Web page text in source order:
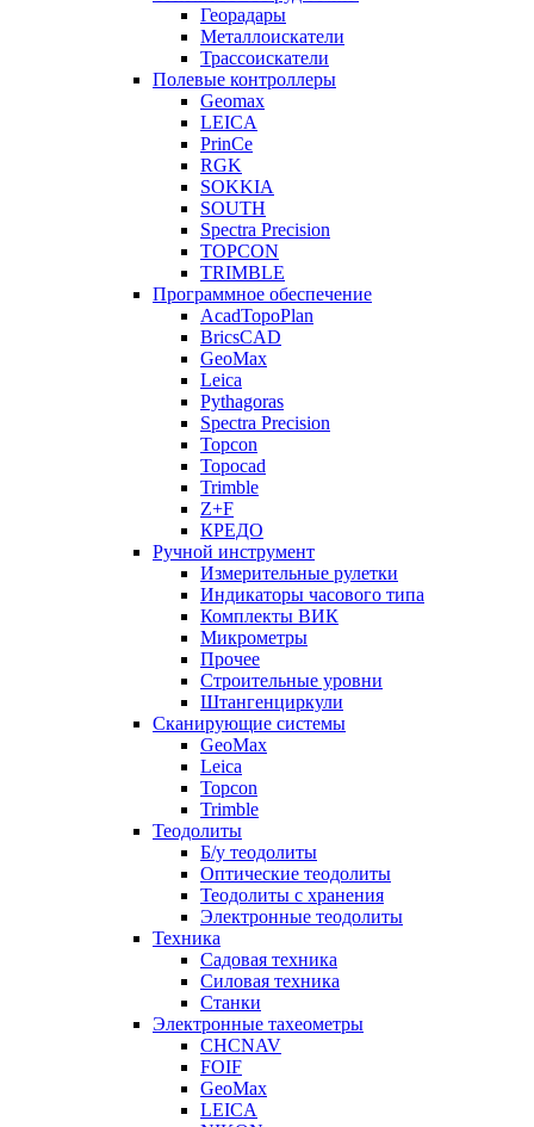
Георадары
Металлоискатели
Трассоискатели
Полевые контроллеры
Geomax
LEICA
PrinCe
RGK
SOKKIA
SOUTH
Spectra Precision
TOPCON
TRIMBLE
Программное обеспечение
AcadTopoPlan
BricsCAD
GeoMax
Leica
Pythagoras
Spectra Precision
Topcon
Topocad
Trimble
Z+F
КРЕДО
Ручной инструмент
Измерительные рулетки
Индикаторы часового типа
Комплекты ВИК
Микрометры
Прочее
Строительные уровни
Штангенциркули
Сканирующие системы
GeoMax
Leica
Topcon
Trimble
Теодолиты
Б/у теодолиты
Оптические теодолиты
Теодолиты с хранения
Электронные теодолиты
Техника
Садовая техника
Силовая техника
Станки
Электронные тахеометры
CHCNAV
FOIF
GeoMax
LEICA